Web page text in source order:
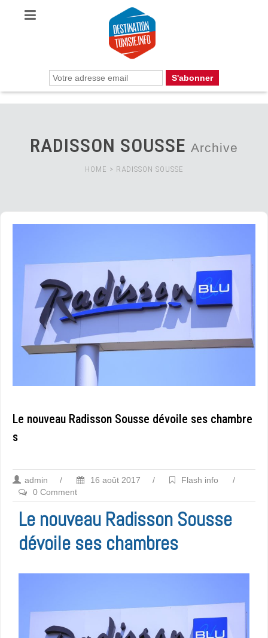
RADISSON SOUSSE Archive
HOME > RADISSON SOUSSE
Le nouveau Radisson Sousse dévoile ses chambre
s
admin / 16 août 2017 / Flash info
/
0 Comment
Le nouveau Radisson Sousse
dévoile ses chambres